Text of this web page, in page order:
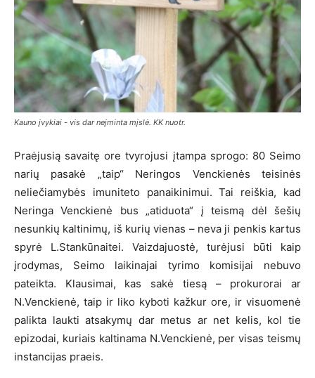
Kauno įvykiai - vis dar neįminta mįslė. KK nuotr.
Praėjusią savaitę ore tvyrojusi įtampa sprogo: 80 Seimo
narių pasakė „taip“ Neringos Venckienės teisinės
neliečiamybės imuniteto panaikinimui. Tai reiškia, kad
Neringa Venckienė bus „atiduota“ į teismą dėl šešių
nesunkių kaltinimų, iš kurių vienas – neva ji penkis kartus
spyrė L.Stankūnaitei. Vaizdajuostė, turėjusi būti kaip
įrodymas, Seimo laikinajai tyrimo komisijai nebuvo
pateikta. Klausimai, kas sakė tiesą – prokurorai ar
N.Venckienė, taip ir liko kyboti kažkur ore, ir visuomenė
palikta laukti atsakymų dar metus ar net kelis, kol tie
epizodai, kuriais kaltinama N.Venckienė, per visas teismų
instancijas praeis.